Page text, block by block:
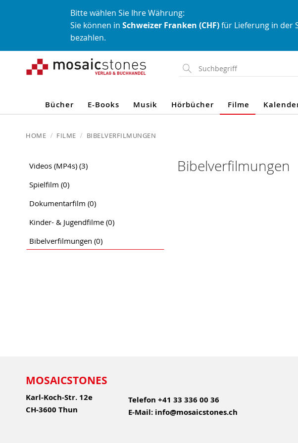
Bitte wählen Sie Ihre Währung:
Sie können in Schweizer Franken (CHF)für Lieferung in der
bezahlen.
Direkt
zum
Bücher E-Books Musik Hörbücher Filme
HOME FILME BIBELVERFILMUNGEN
Bibelverfilmungen
Videos (MP4s) (3)
Spielfilm (0)
Dokumentarfilm (0)
Kinder- & Jugendfilme (0)
Bibelverfilmungen (0)
MOSAICSTONES
Karl-Koch-Str. 12e
CH-3600 Thun
Telefon +41 33 336 00 36
E-Mail: info@mosaicstones.ch